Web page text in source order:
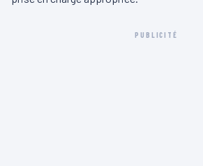
PUBLICITÉ